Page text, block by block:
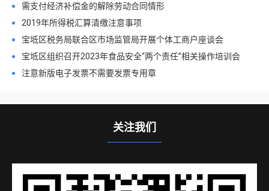
需支付经济补偿金的解除劳动合同情形
2019年所得税汇算清缴注意事项
宝坻区税务局联合区市场监管局开展个体工商户座谈会
宝坻区组织召开2023年食品安全“两个责任”相关操作培训会
注意新版电子发票不需要发票专用章
关注我们